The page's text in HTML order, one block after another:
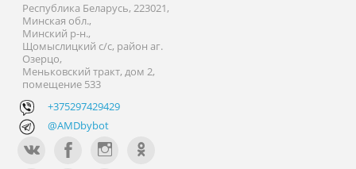
Республика Беларусь, 223021,
Минская обл.,
Минский р-н.,
Щомыслицкий с/с, район аг.
Озерцо,
Меньковский тракт, дом 2,
помещение 533
+375297429429
@AMDbybot